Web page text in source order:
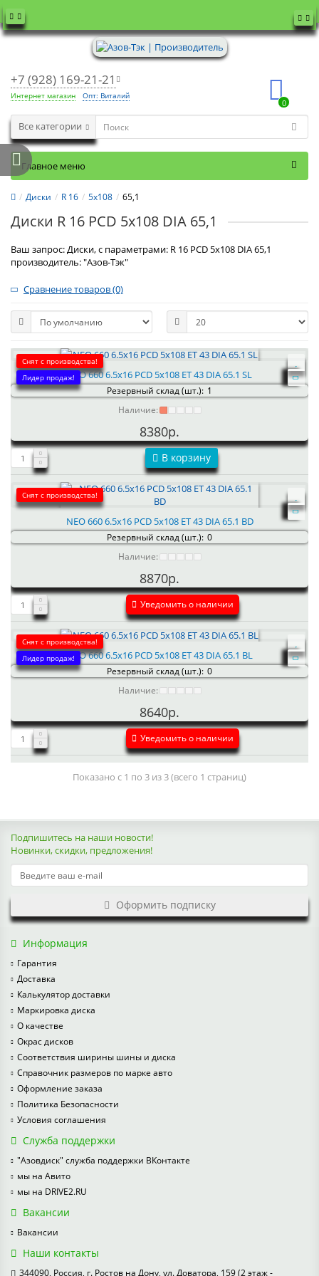
+7 (928) 169-21-21
Интернет магазин Опт: Виталий
0
Все категории
Главное меню
Диски R 16 5x108 65,1
Диски R 16 PCD 5x108 DIA 65,1
Ваш запрос: Диски, с параметрами: R 16 PCD 5x108 DIA 65,1
производитель: "Азов-Тэк"
Сравнение товаров (0)
Снят с производства!
Лидер продаж!NEO 660 6.5x16 PCD 5x108 ET 43 DIA 65.1 SL
Резервный склад (шт.): 1
Наличие:
8380р.
В корзину
Снят с производства!
NEO 660 6.5x16 PCD 5x108 ET 43 DIA 65.1 BD
Резервный склад (шт.): 0
Наличие:
8870р.
Уведомить о наличии
Снят с производства!
Лидер продаж!NEO 660 6.5x16 PCD 5x108 ET 43 DIA 65.1 BL
Резервный склад (шт.): 0
Наличие:
8640р.
Уведомить о наличии
Показано с 1 по 3 из 3 (всего 1 страниц)
Подпишитесь на наши новости!
Новинки, скидки, предложения!
Оформить подписку
Информация
Гарантия
Доставка
Калькулятор доставки
Маркировка диска
О качестве
Окрас дисков
Соответствия ширины шины и диска
Справочник размеров по марке авто
Оформление заказа
Политика Безопасности
Условия соглашения
Служба поддержки
"Азовдиск" служба поддержки ВКонтакте
мы на Авито
мы на DRIVE2.RU
Вакансии
Вакансии
Наши контакты
344090, Россия, г. Ростов на Дону, ул. Доватора, 159 (2 этаж -